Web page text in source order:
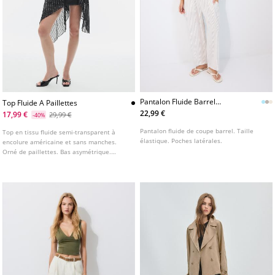
Top Fluide A Paillettes
17,99 €
-40% 29,99 €
Top en tissu fluide semi-transparent à
encolure américaine et sans manches.
Orné de paillettes. Bas asymétrique.
Pantalon Fluide Barrel
L01209641
22,99 €
Pantalon fluide de coupe barrel. Taille
élastique. Poches latérales.